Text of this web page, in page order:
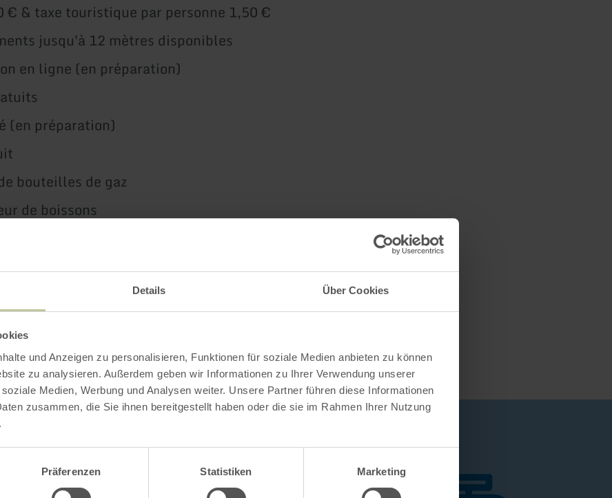
Details Über Cookies
und Anzeigen zu personalisieren, Funktionen für soziale Medien anbieten zu können
zu analysieren. Außerdem geben wir Informationen zu Ihrer Verwendung unserer
Medien, Werbung und Analysen weiter. Unsere Partner führen diese Informationen
zusammen, die Sie ihnen bereitgestellt haben oder die sie im Rahmen Ihrer Nutzung
Präferenzen Statistiken Marketing
€ & taxe touristique par personne 1,50 €
jusqu'à 12 mètres disponibles
en ligne (en préparation)
(en préparation)
bouteilles de gaz
de boissons
Impressions